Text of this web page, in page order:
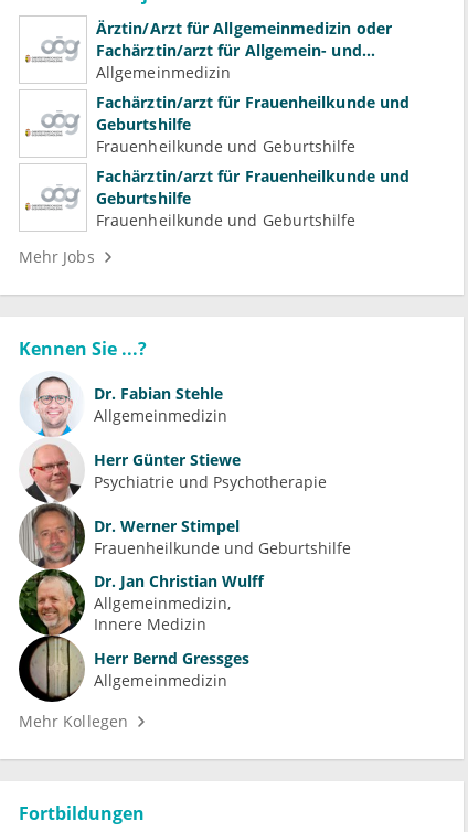
Ärztin/Arzt für Allgemeinmedizin oder
Fachärztin/arzt für Allgemein- und
Familienmedizin für Psychiatrie und
Psychotherapeutische Medizin
Allgemeinmedizin
Fachärztin/arzt für Frauenheilkunde und
Geburtshilfe
Frauenheilkunde und Geburtshilfe
Fachärztin/arzt für Frauenheilkunde und
Geburtshilfe
Frauenheilkunde und Geburtshilfe
Mehr Jobs
Kennen Sie ...?
Dr. Fabian Stehle
Allgemeinmedizin
Herr Günter Stiewe
Psychiatrie und Psychotherapie
Dr. Werner Stimpel
Frauenheilkunde und Geburtshilfe
Dr. Jan Christian Wulff
Allgemeinmedizin
Innere Medizin
Herr Bernd Gressges
Allgemeinmedizin
Mehr Kollegen
Fortbildungen